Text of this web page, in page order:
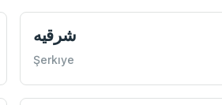
شرقيه
Şerkıye